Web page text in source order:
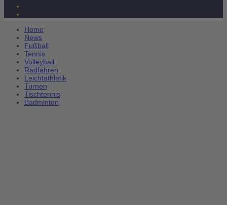
Home
News
Fußball
Tennis
Volleyball
Radfahren
Leichtathletik
Turnen
Tischtennis
Badminton